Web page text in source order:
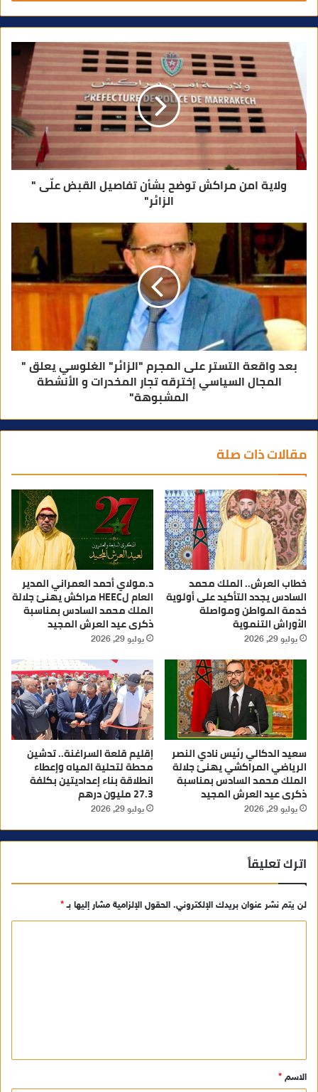
ك
ت
ر
و
ن
ي
ولاية امن مراكش توضح بشأن تفاصيل القبض علّى "
الزائر"
بعد واقعة التستر على المجرم "الزائر" الغلوسي يعلق "
المجال السياسي إخترقه تجار المخدرات و الأنشطة
المشبوهة"
مقالات ذات صلة
خطاب العرش.. الملك محمد
السادس يجدد التأكيد على أولوية
خدمة المواطن ومواصلة
الأوراش التنموية
يوليو 29, 2026
د.مولاي أحمد العمراني المدير
العام لHEEC مراكش يهنئ جلالة
الملك محمد السادس بمناسبة
ذكرى عيد العرش المجيد
يوليو 29, 2026
سعيد الدكالي رئيس نادي النصر
الرياضي المراكشي يهنئ جلالة
الملك محمد السادس بمناسبة
ذكرى عيد العرش المجيد
يوليو 29, 2026
إقليم قلعة السراغنة.. تدشين
محطة لتحلية المياه وإعطاء
انطلاقة بناء إعداديتين بكلفة
27.3 مليون درهم
يوليو 29, 2026
اترك تعليقاً
لن يتم نشر عنوان بريدك الإلكتروني. الحقول الإلزامية مشار إليها بـ*
ق
*
الاسم *